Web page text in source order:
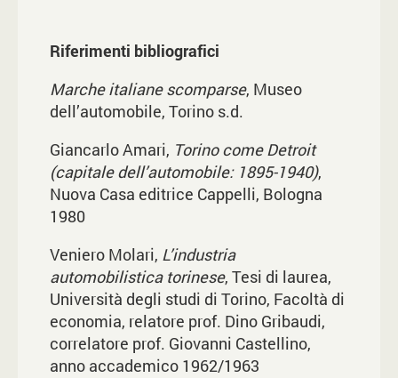
Riferimenti bibliografici
Marche italiane scomparse, Museo
dell’automobile, Torino s.d.
Giancarlo Amari, Torino come Detroit
(capitale dell’automobile: 1895-1940),
Nuova Casa editrice Cappelli, Bologna
1980
Veniero Molari, L’industria
automobilistica torinese, Tesi di laurea,
Università degli studi di Torino, Facoltà di
economia, relatore prof. Dino Gribaudi,
correlatore prof. Giovanni Castellino,
anno accademico 1962/1963